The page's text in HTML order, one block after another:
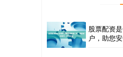
股票配资
户，助您